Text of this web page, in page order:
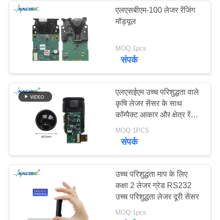
एलएसबीएम-100 लेजर रेंजिंग
मॉड्यूल
MOQ:1pcs
संपर्क
एलएसईएम उच्च परिशुद्धता वाले
कृषि लेजर सेंसर के साथ
कॉम्पैक्ट आकार और क्षेत्र रेंजिंग
के लिए व्यापक ऑपरेटिंग
तापमान सीमा
MOQ:1PCS
संपर्क
उच्च परिशुद्धता माप के लिए
कक्षा 2 लेजर ग्रेड RS232
उच्च परिशुद्धता लेजर दूरी सेंसर
MOQ:1pcs